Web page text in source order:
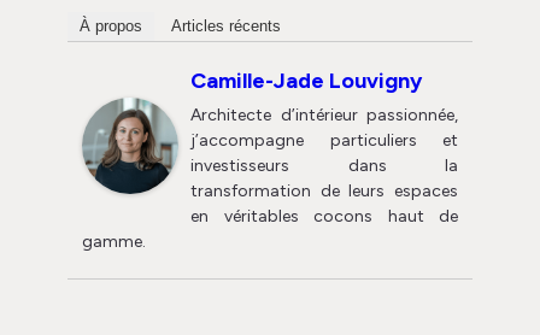
À propos Articles récents
Camille-Jade Louvigny
Architecte d’intérieur passionnée,
j’accompagne particuliers et
investisseurs dans la
transformation de leurs espaces
en véritables cocons haut de
gamme.